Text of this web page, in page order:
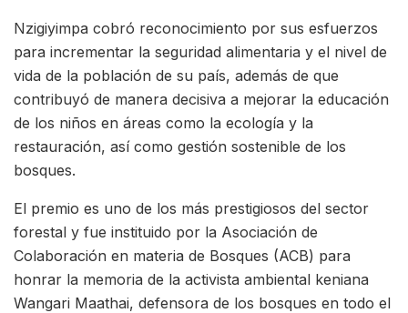
Nzigiyimpa cobró reconocimiento por sus esfuerzos
para incrementar la seguridad alimentaria y el nivel de
vida de la población de su país, además de que
contribuyó de manera decisiva a mejorar la educación
de los niños en áreas como la ecología y la
restauración, así como gestión sostenible de los
bosques.
El premio es uno de los más prestigiosos del sector
forestal y fue instituido por la Asociación de
Colaboración en materia de Bosques (ACB) para
honrar la memoria de la activista ambiental keniana
Wangari Maathai, defensora de los bosques en todo el